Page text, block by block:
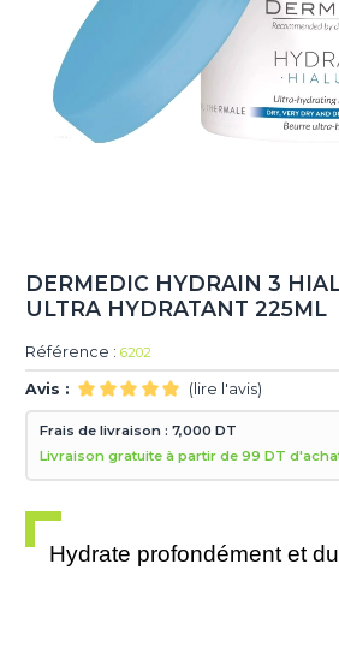
DERMEDIC HYDRAIN 3
ULTRA HYDRATANT 225ML
Référence : 6202
Avis : (lire l'avis)
Frais de livraison : 7,000 DT
Livraison gratuite à partir de 99 DT
Hydrate profondément et